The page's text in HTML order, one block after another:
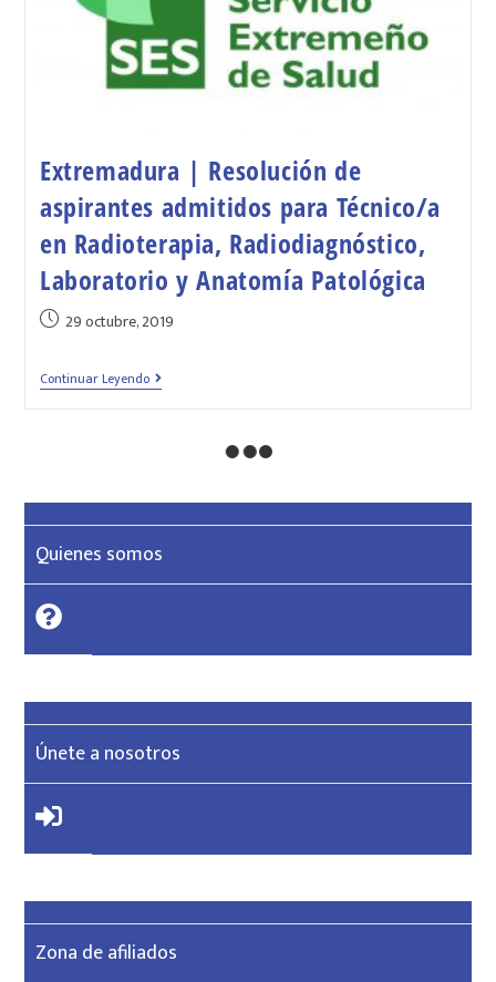
Extremadura | Resolución de
aspirantes admitidos para Técnico/a
en Radioterapia, Radiodiagnóstico,
Laboratorio y Anatomía Patológica
29 octubre, 2019
Continuar Leyendo
Quienes somos
Únete a nosotros
Zona de afiliados